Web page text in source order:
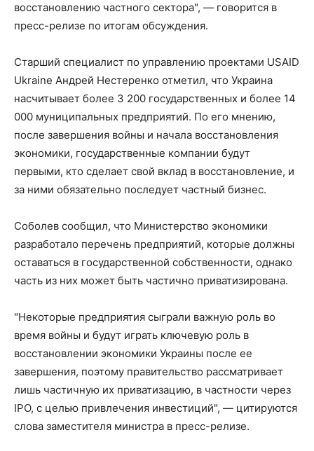
восстановлению частного сектора", — говорится в
пресс-релизе по итогам обсуждения.
Старший специалист по управлению проектами USAID
Ukraine Андрей Нестеренко отметил, что Украина
насчитывает более 3 200 государственных и более 14
000 муниципальных предприятий. По его мнению,
после завершения войны и начала восстановления
экономики, государственные компании будут
первыми, кто сделает свой вклад в восстановление, и
за ними обязательно последует частный бизнес.
Соболев сообщил, что Министерство экономики
разработало перечень предприятий, которые должны
оставаться в государственной собственности, однако
часть из них может быть частично приватизирована.
"Некоторые предприятия сыграли важную роль во
время войны и будут играть ключевую роль в
восстановлении экономики Украины после ее
завершения, поэтому правительство рассматривает
лишь частичную их приватизацию, в частности через
IPO, с целью привлечения инвестиций", — цитируются
слова заместителя министра в пресс-релизе.